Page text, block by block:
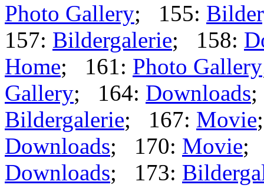
Photo Gallery; 155:
157: Bildergalerie; 158:
Home; 161: Photo Gallery
Gallery; 164: Downloads
Bildergalerie; 167: Movie
Downloads; 170: Movie;
Downloads; 173: